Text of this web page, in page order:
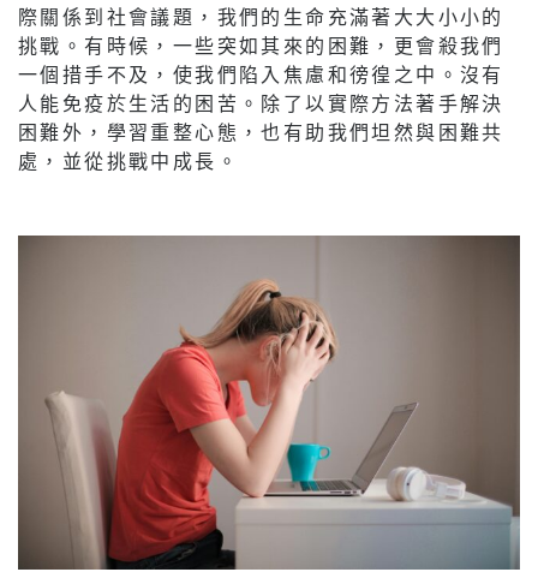
際關係到社會議題，我們的生命充滿著大大小小的
挑戰。有時候，一些突如其來的困難，更會殺我們
一個措手不及，使我們陷入焦慮和徬徨之中。沒有
人能免疫於生活的困苦。除了以實際方法著手解決
困難外，學習重整心態，也有助我們坦然與困難共
處，並從挑戰中成長。